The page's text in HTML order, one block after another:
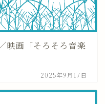
映画「そろそろ音楽
2025年9月17日